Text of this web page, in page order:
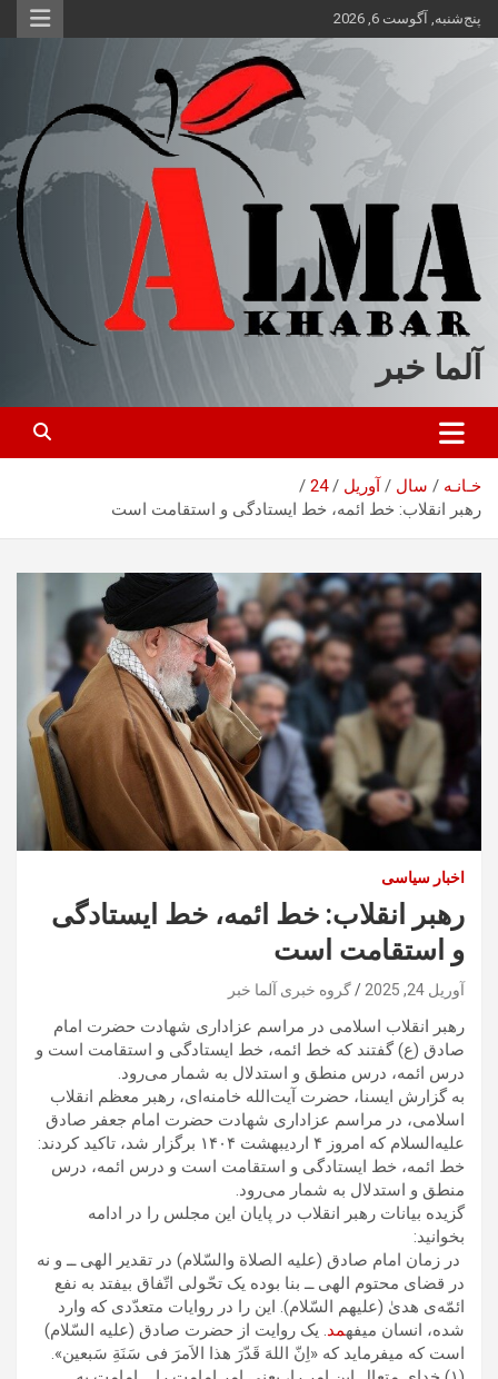
محتوا
پنج‌شنبه, آگوست 6, 2026
آلما خبر
خـانـه سال آوریل
24
رهبر انقلاب: خط ائمه، خط ایستادگی و استقامت است
اخبار سیاسی
رهبر انقلاب: خط ائمه، خط ایستادگی
و استقامت است
آوریل 24, 2025 گروه خبری آلما خبر
رهبر انقلاب اسلامی در مراسم عزاداری شهادت حضرت امام
صادق (ع) گفتند که خط ائمه، خط ایستادگی و استقامت است و
درس ائمه، درس منطق و استدلال به شمار می‌رود.
به گزارش ایسنا، حضرت آیت‌الله خامنه‌ای، رهبر معظم انقلاب
اسلامی، در مراسم عزاداری شهادت حضرت امام جعفر صادق
علیه‌السلام که امروز ۴ اردیبهشت ۱۴۰۴ برگزار شد، تاکید کردند:
خط ائمه، خط ایستادگی و استقامت است و درس ائمه، درس
منطق و استدلال به شمار می‌رود.
گزیده بیانات رهبر انقلاب در پایان این مجلس را در ادامه
بخوانید:
در زمان امام صادق (علیه الصلاة والسّلام) در تقدیر الهی ــ و نه
در قضای محتوم الهی ــ بنا بوده یک تحّولی اتّفاق بیفتد به نفع
ائمّه‌ی هدیٰ (علیهم السّلام). این را در روایات متعدّدی که وارد
شده، انسان میفهمد. یک روایت از حضرت صادق (علیه السّلام)
است که میفرماید که «اِنّ اللهَ قَدّرَ هذا الاَمرَ فی سَنَةِ سَبعین».